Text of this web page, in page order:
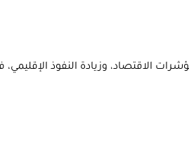
بعض مؤشرات الاقتصاد، وزيادة النفوذ